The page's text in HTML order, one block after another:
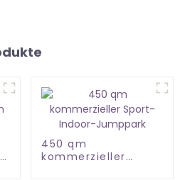
450 qm
kommerzieller